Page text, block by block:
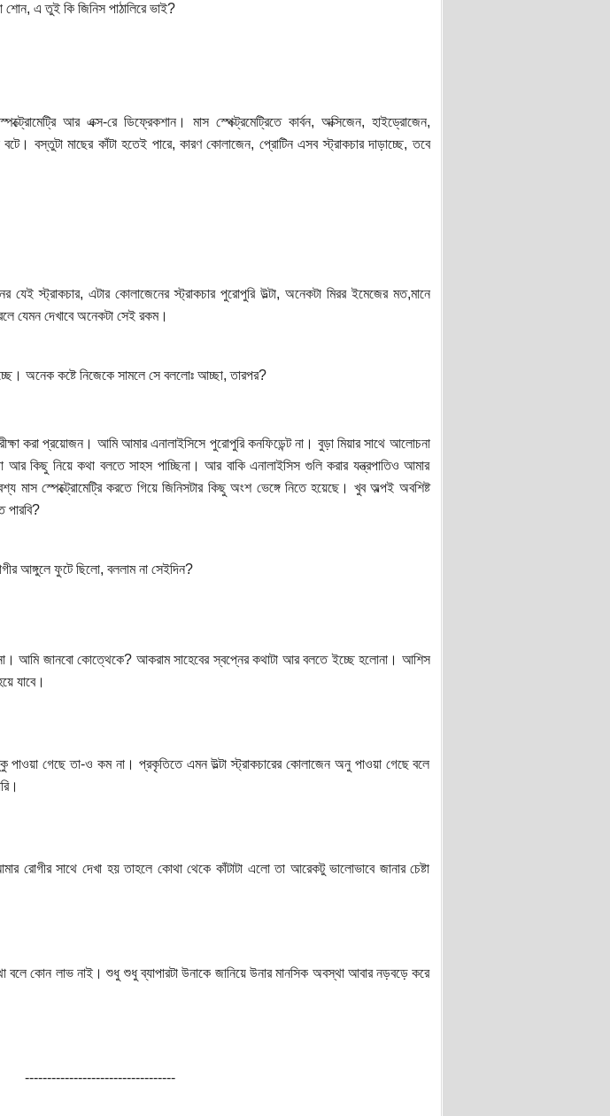
শোন, এ তুই কি জিনিস পাঠালিরে ভাই?
আর এক্স-রে ডিফ্রেকশান। মাস স্পেক্ট্রমেট্রিতে কার্বন, অক্সিজেন, হাইড্রোজেন,
বস্তুটা মাছের কাঁটা হতেই পারে, কারণ কোলাজেন, প্রোটিন এসব স্ট্রাকচার দাড়াচ্ছে, তবে
যেই স্ট্রাকচার, এটার কোলাজেনের স্ট্রাকচার পুরোপুরি উল্টা, অনেকটা মিরর ইমেজের মত,মানে
যেমন দেখাবে অনেকটা সেই রকম।
অনেক কষ্টে নিজেকে সামলে সে বললোঃ আচ্ছা, তারপর?
করা প্রয়োজন। আমি আমার এনালাইসিসে পুরোপুরি কনফিডেন্ট না। বুড়া মিয়ার সাথে আলোচনা
কিছু নিয়ে কথা বলতে সাহস পাচ্ছিনা। আর বাকি এনালাইসিস গুলি করার যন্ত্রপাতিও আমার
মাস স্পেক্ট্রোমেট্রি করতে গিয়ে জিনিসটার কিছু অংশ ভেঙ্গে নিতে হয়েছে। খুব অল্পই অবশিষ্ট
আঙ্গুলে ফুটে ছিলো, বললাম না সেইদিন?
আমি জানবো কোত্থেকে? আকরাম সাহেবের স্বপ্নের কথাটা আর বলতে ইচ্ছে হলোনা। আশিস
যাবে।
গেছে তা-ও কম না। প্রকৃতিতে এমন উল্টা স্ট্রাকচারের কোলাজেন অনু পাওয়া গেছে বলে
সাথে দেখা হয় তাহলে কোথা থেকে কাঁটাটা এলো তা আরেকটু ভালোভাবে জানার চেষ্টা
বলে কোন লাভ নাই। শুধু শুধু ব্যাপারটা উনাকে জানিয়ে উনার মানসিক অবস্থা আবার নড়বড়ে করে
----------------------------------